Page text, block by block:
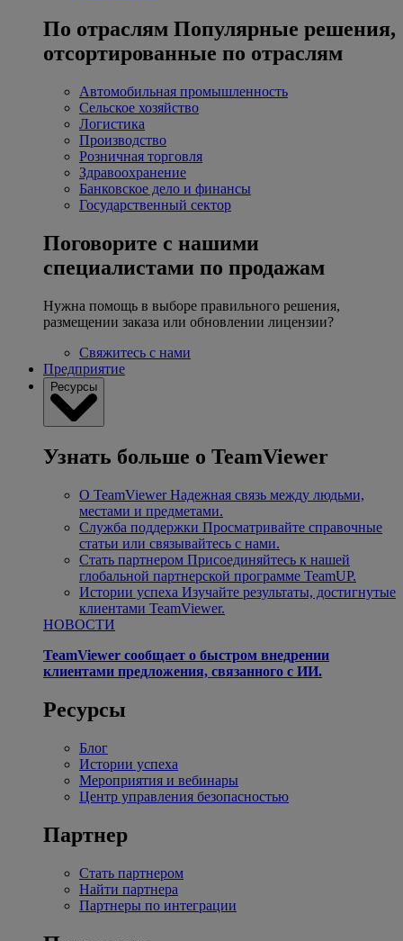
По отраслям Популярные решения,
отсортированные по отраслям
Автомобильная промышленность
Сельское хозяйство
Логистика
Производство
Розничная торговля
Здравоохранение
Банковское дело и финансы
Государственный сектор
Поговорите с нашими
специалистами по продажам
Нужна помощь в выборе правильного решения,
размещении заказа или обновлении лицензии?
Свяжитесь с нами
Предприятие
Ресурсы
Узнать больше о TeamViewer
О TeamViewer Надежная связь между людьми,
местами и предметами.
Служба поддержки Просматривайте справочные
статьи или связывайтесь с нами.
Стать партнером Присоединяйтесь к нашей
глобальной партнерской программе TeamUP.
Истории успеха Изучайте результаты, достигнутые
клиентами TeamViewer.
НОВОСТИ
TeamViewer сообщает о быстром внедрении
клиентами предложения, связанного с ИИ.
Ресурсы
Блог
Истории успеха
Мероприятия и вебинары
Центр управления безопасностью
Партнер
Стать партнером
Найти партнера
Партнеры по интеграции